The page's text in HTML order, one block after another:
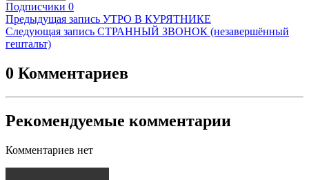
Подписчики 0
Предыдущая запись УТРО В КУРЯТНИКЕ
Следующая запись СТРАННЫЙ ЗВОНОК (незавершённый
гештальт)
0 Комментариев
Рекомендуемые комментарии
Комментариев нет